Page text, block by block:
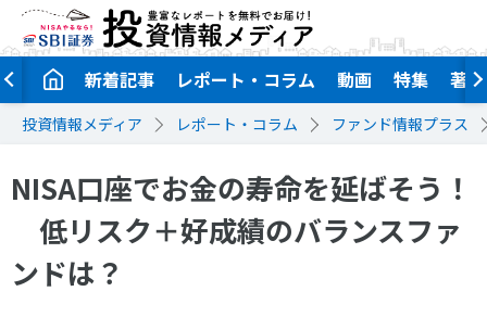
新着記事 レポート・コラム 動画 特集 著者
投資情報メディア レポート・コラム ファンド情報プラス
NISA口座でお金の寿命を延ばそう！
低リスク＋好成績のバランスファ
ンドは？